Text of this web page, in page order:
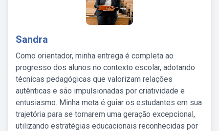
Sandra
Como orientador, minha entrega é completa ao
progresso dos alunos no contexto escolar, adotando
técnicas pedagógicas que valorizam relações
autênticas e são impulsionadas por criatividade e
entusiasmo. Minha meta é guiar os estudantes em sua
trajetória para se tornarem uma geração excepcional,
utilizando estratégias educacionais reconhecidas por